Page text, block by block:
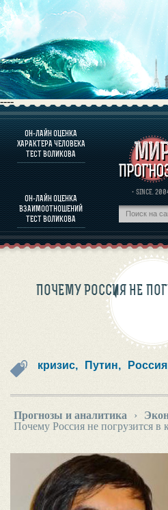
----
ОН-ЛАЙН ОЦЕНКА
ХАРАКТЕРА ЧЕЛОВЕКА
ТЕСТ ВОЛИКОВА
ОН-ЛАЙН ОЦЕНКА
ВЗАИМООТНОШЕНИЙ
ТЕСТ ВОЛИКОВА
· SINCE.
О
ОЦЕНКА
ОЦЕНКА ХАРАКТЕРА
О
ПРОГНОЗЫ И
ПОЧЕМУ РОССИЯ НЕ
кризис, Путин, Россия
Прогнозы и аналитика ›
Почему Россия не погрузится в